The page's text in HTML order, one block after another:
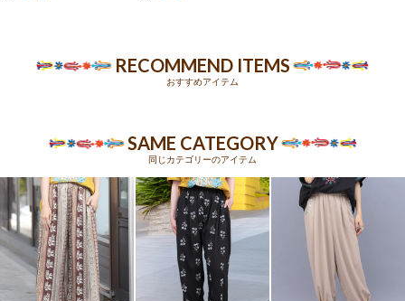
RECOMMEND ITEMS
おすすめアイテム
SAME CATEGORY
同じカテゴリーのアイテム